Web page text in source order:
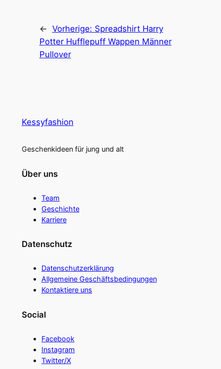
← Vorherige: Spreadshirt Harry
Potter Hufflepuff Wappen Männer
Pullover
Kessyfashion
Geschenkideen für jung und alt
Über uns
Team
Geschichte
Karriere
Datenschutz
Datenschutzerklärung
Allgemeine Geschäftsbedingungen
Kontaktiere uns
Social
Facebook
Instagram
Twitter/X